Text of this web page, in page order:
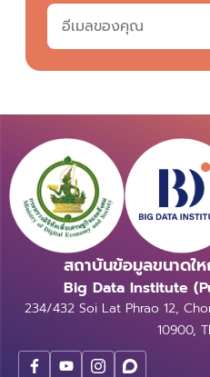
สถาบันข้อมูลขนาดใ
Big Data Institute
234/432 Soi Lat Phrao 12,
10900,